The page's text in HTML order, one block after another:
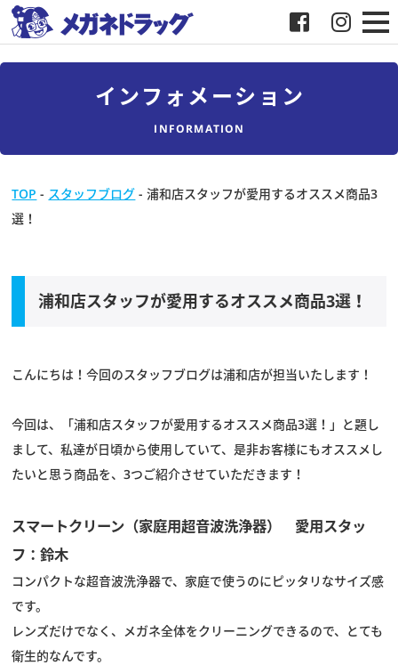
採用
メガネドラッグについて
お客様紹介
メディア協力
スタッフブログ
インフォメーション
INFORMATION
TOP - スタッフブログ -浦和店スタッフが愛用するオススメ商品3
選！
浦和店スタッフが愛用するオススメ商品3選！
こんにちは！今回のスタッフブログは浦和店が担当いたします！
今回は、「浦和店スタッフが愛用するオススメ商品3選！」と題し
まして、私達が日頃から使用していて、是非お客様にもオススメし
たいと思う商品を、3つご紹介させていただきます！
スマートクリーン（家庭用超音波洗浄器） 愛用スタッ
フ：鈴木
コンパクトな超音波洗浄器で、家庭で使うのにピッタリなサイズ感
です。
レンズだけでなく、メガネ全体をクリーニングできるので、とても
衛生的なんです。